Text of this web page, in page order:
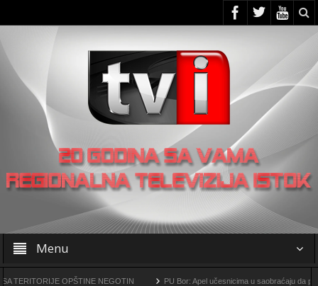
Menu
OPŠTINE NEGOTIN PU Bor: Apel učesnicima u saobraćaju da povećaju